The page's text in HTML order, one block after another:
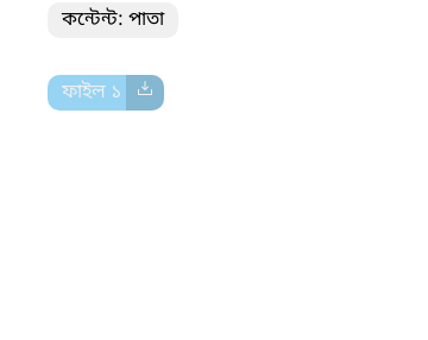
কন্টেন্ট: পাতা
ফাইল ১